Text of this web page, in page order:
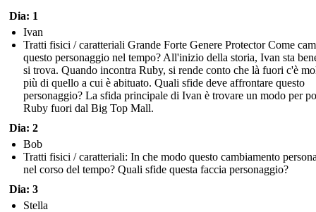
Dia: 1
Ivan
Tratti fisici / caratteriali Grande Forte Genere Protector Come
questo personaggio nel tempo? All'inizio della storia, Ivan sta
si trova. Quando incontra Ruby, si rende conto che là fuori c'è
più di quello a cui è abituato. Quali sfide deve affrontare questo
personaggio? La sfida principale di Ivan è trovare un modo per
Ruby fuori dal Big Top Mall.
Dia: 2
Bob
Tratti fisici / caratteriali: In che modo questo cambiamento
nel corso del tempo? Quali sfide questa faccia personaggio?
Dia: 3
Stella